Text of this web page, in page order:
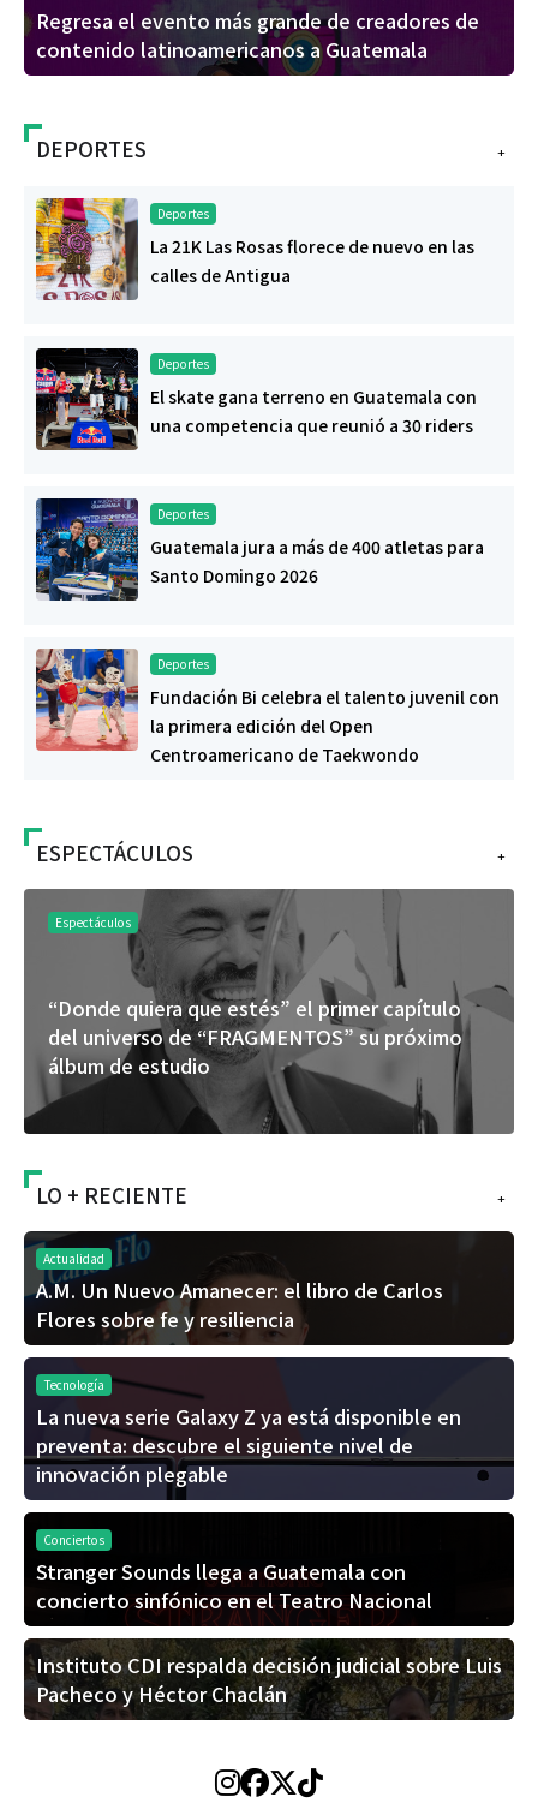
Regresa el evento más grande de creadores de
contenido latinoamericanos a Guatemala
+
DEPORTES
Deportes
La 21K Las Rosas florece de nuevo en las
calles de Antigua
Deportes
El skate gana terreno en Guatemala con
una competencia que reunió a 30 riders
Deportes
Guatemala jura a más de 400 atletas para
Santo Domingo 2026
Deportes
Fundación Bi celebra el talento juvenil con
la primera edición del Open
Centroamericano de Taekwondo
+
ESPECTÁCULOS
Espectáculos
“Donde quiera que estés” el primer capítulo
del universo de “FRAGMENTOS” su próximo
álbum de estudio
+
LO + RECIENTE
Actualidad
A.M. Un Nuevo Amanecer: el libro de Carlos
Flores sobre fe y resiliencia
Tecnología
La nueva serie Galaxy Z ya está disponible en
preventa: descubre el siguiente nivel de
innovación plegable
Conciertos
Stranger Sounds llega a Guatemala con
concierto sinfónico en el Teatro Nacional
Instituto CDI respalda decisión judicial sobre Luis
Pacheco y Héctor Chaclán